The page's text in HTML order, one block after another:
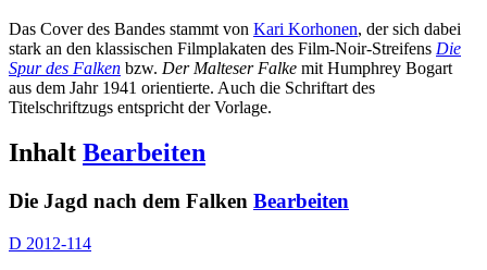
Das Cover des Bandes stammt von Kari Korhonen, der sich dabei
stark an den klassischen Filmplakaten des Film-Noir-Streifens Die
Spur des Falken bzw. Der Malteser Falke mit Humphrey Bogart
aus dem Jahr 1941 orientierte. Auch die Schriftart des
Titelschriftzugs entspricht der Vorlage.
Inhalt Bearbeiten
Die Jagd nach dem Falken Bearbeiten
D 2012-114